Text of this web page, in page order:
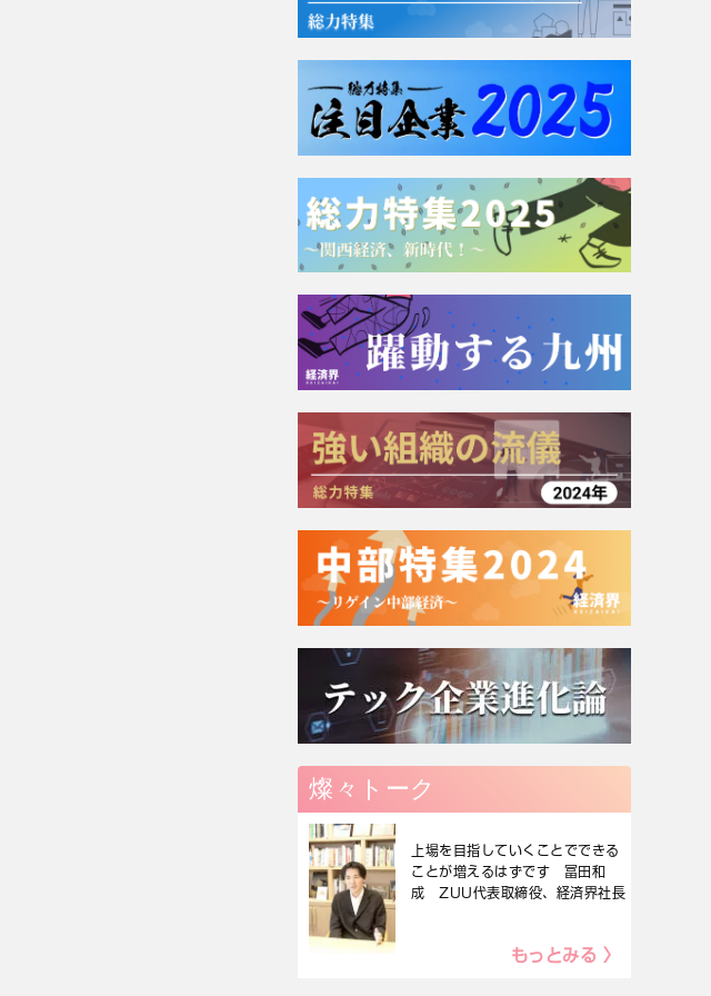
燦々トーク
上場を目指していくことでできる
ことが増えるはずです 冨田和
成 ZUU代表取締役、経済界社長
もっとみる 〉